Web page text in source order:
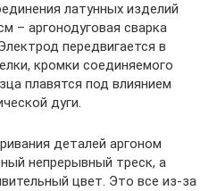
латунных изделий
– аргонодуговая сварка
передвигается в
кромки соединяемого
плавятся под влиянием
дуги.
деталей аргоном
непрерывный треск, а
цвет. Это все из-за